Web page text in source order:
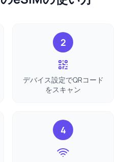
2
デバイス設定でQRコード
をスキャン
4